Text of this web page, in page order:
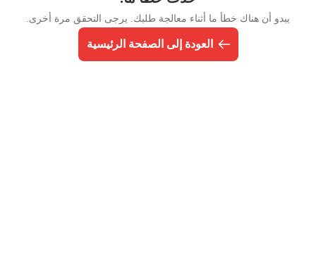
يبدو أن هناك خطأ ما أثناء معالجة طلبك. يرجى التحقق مرة أخرى.
العودة إلى الصفحة الرئيسية